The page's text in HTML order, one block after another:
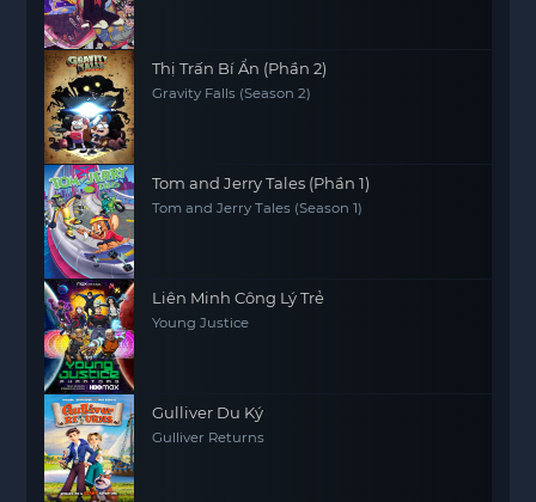
Thị Trấn Bí Ẩn (Phần 2)
Gravity Falls (Season 2)
Tom and Jerry Tales (Phần 1)
Tom and Jerry Tales (Season 1)
Liên Minh Công Lý Trẻ
Young Justice
Gulliver Du Ký
Gulliver Returns